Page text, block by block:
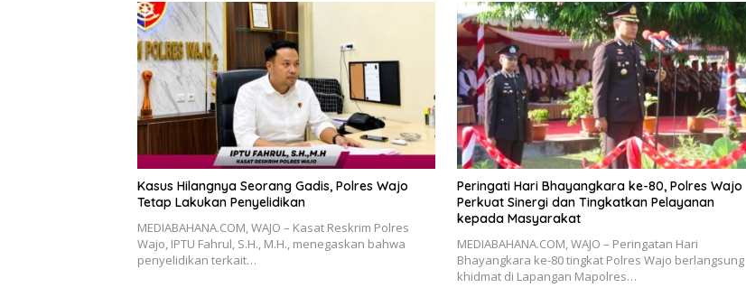
Kasus Hilangnya Seorang Gadis, Polres Wajo
Tetap Lakukan Penyelidikan
MEDIABAHANA.COM, WAJO – Kasat Reskrim Polres
Wajo, IPTU Fahrul, S.H., M.H., menegaskan bahwa
penyelidikan terkait…
Peringati Hari Bhayangkara ke-80, Polres Wajo
Perkuat Sinergi dan Tingkatkan Pelayanan
kepada Masyarakat
MEDIABAHANA.COM, WAJO – Peringatan Hari
Bhayangkara ke-80 tingkat Polres Wajo berlangsung
khidmat di Lapangan Mapolres…